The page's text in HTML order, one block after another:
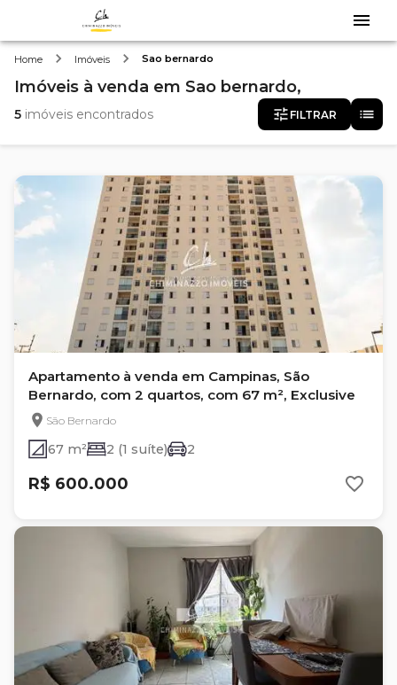
Home Imóveis Sao bernardo
Imóveis à venda em Sao bernardo,
5 imóveis encontrados FILTRAR
Apartamento à venda em Campinas, São
Bernardo, com 2 quartos, com 67 m², Exclusive
São Bernardo
67 m² 2 (1 suíte) 2
R$ 600.000